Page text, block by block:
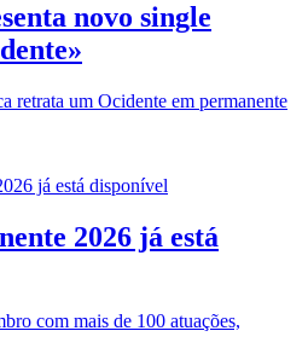
novo single
retrata um Ocidente em permanente
2026 já está
com mais de 100 atuações,